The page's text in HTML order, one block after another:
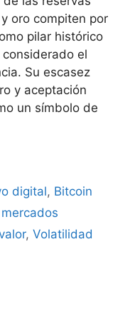
oro compiten por
pilar histórico
el
Su escasez
y aceptación
un símbolo de
digital, Bitcoin
mercados
, Volatilidad